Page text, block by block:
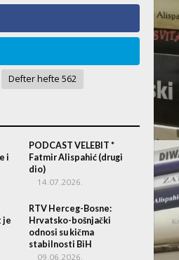
Defter hefte 562
i
PODCAST VELEBIT *
Fatmir Alispahić (drugi
dio)
14.07.2026.
je
RTV Herceg-Bosne:
Hrvatsko-bošnjački
odnosi su kičma
stabilnosti BiH
09.06.2026.